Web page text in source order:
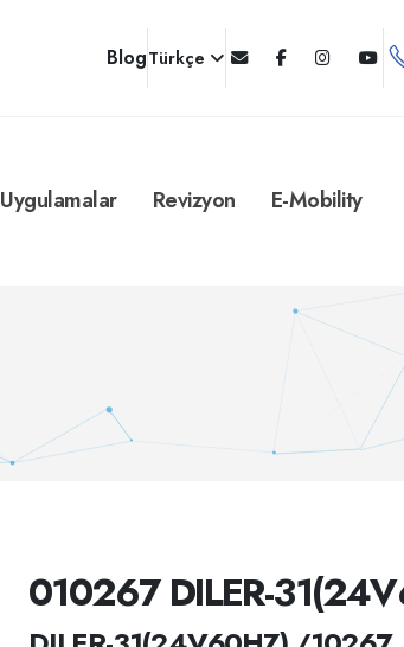
BlogTürkçe
Uygulamalar Revizyon E-Mobility
010267 DILER-